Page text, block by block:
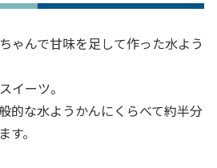
ゃんで甘味を足して作った水よう
イーツ。
的な水ようかんにくらべて約半分
。